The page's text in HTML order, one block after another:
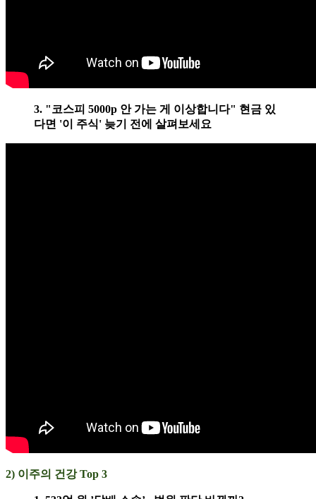
3. "코스피 5000p 안 가는 게 이상합니다" 현금 있
다면 '이 주식' 늦기 전에 살펴보세요
2) 이주의 건강 Top 3